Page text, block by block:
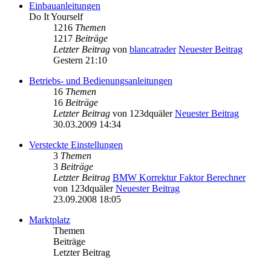
Einbauanleitungen
Do It Yourself
1216 Themen
1217 Beiträge
Letzter Beitrag von blancatrader Neuester Beitrag
Gestern 21:10
Betriebs- und Bedienungsanleitungen
16 Themen
16 Beiträge
Letzter Beitrag von 123dquäler Neuester Beitrag
30.03.2009 14:34
Versteckte Einstellungen
3 Themen
3 Beiträge
Letzter Beitrag BMW Korrektur Faktor Berechner
von 123dquäler Neuester Beitrag
23.09.2008 18:05
Marktplatz
Themen
Beiträge
Letzter Beitrag